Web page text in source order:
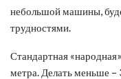
небольшой машины,
трудностями.
Стандартная
метра. Делать меньше –